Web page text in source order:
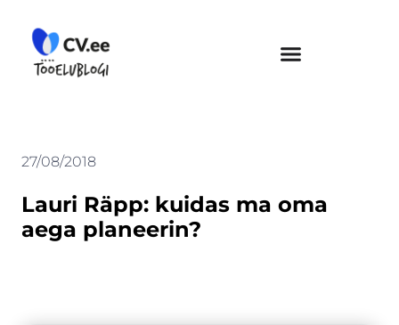
content
27/08/2018
Lauri Räpp: kuidas ma oma
aega planeerin?